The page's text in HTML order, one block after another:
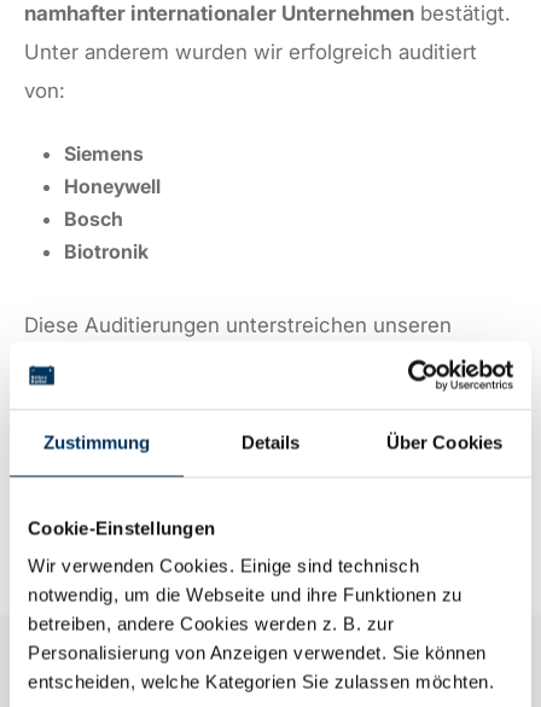
Zustimmung Details Über Cookies
Cookie-Einstellungen
Wir verwenden Cookies. Einige sind technisch
notwendig, um die Webseite und ihre Funktionen zu
betreiben, andere Cookies werden z. B. zur
Personalisierung von Anzeigen verwendet. Sie können
entscheiden, welche Kategorien Sie zulassen möchten.
namhafter internationaler Unternehmen bestätigt.
Unter anderem wurden wir erfolgreich auditiert
von:
Siemens
Honeywell
Bosch
Biotronik
Diese Auditierungen unterstreichen unseren
hohen Qualitätsanspruch, unsere transparenten
auf Kundenanforderungen und Nachhaltigkeit. Für
unsere Kunden bedeutet das:
verlässliche Partnerschaft und höchste
Standards.
Weitere Auszeichnungen im